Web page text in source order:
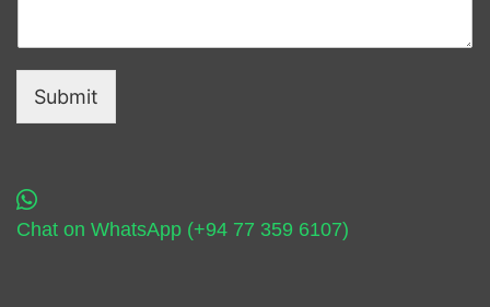
Submit
Chat on WhatsApp (+94 77 359 6107)